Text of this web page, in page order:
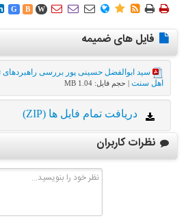
G B W        
فایل های ضمیمه
سید ابوالفضل حسینی پور بررسی راهبردهای
اهل سنت
| حجم فایل: 1.04 MB
دریافت تمام فایل ها (ZIP)
نظرات کاربران